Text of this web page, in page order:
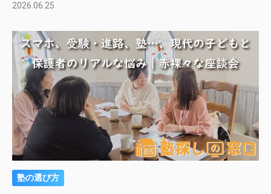
2026.06.25
塾の選び方